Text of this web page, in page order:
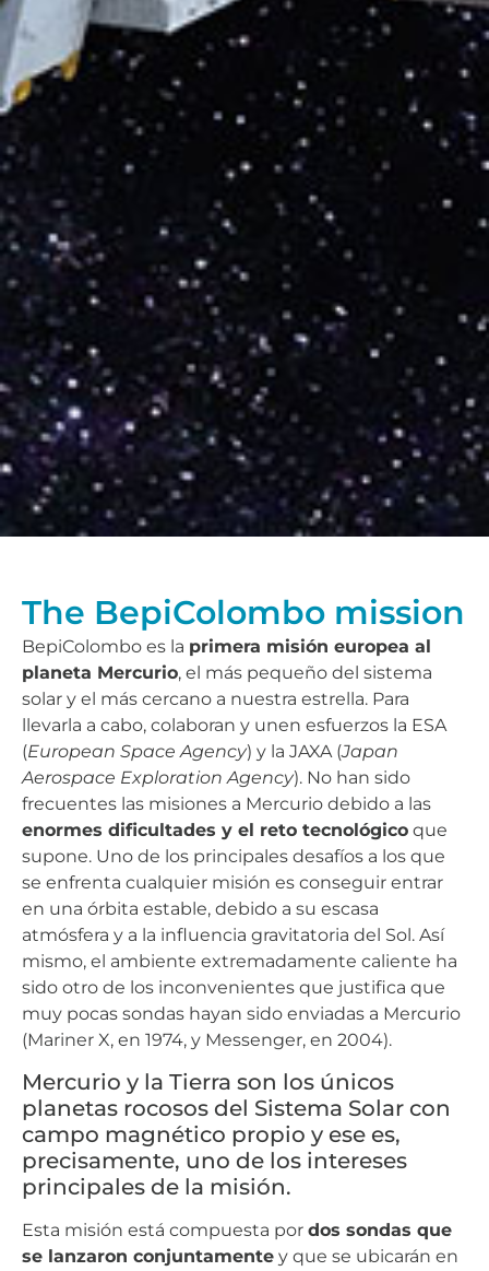
The BepiColombo mission
BepiColombo es la primera misión europea al
planeta Mercurio, el más pequeño del sistema
solar y el más cercano a nuestra estrella. Para
llevarla a cabo, colaboran y unen esfuerzos la ESA
(European Space Agency) y la JAXA (Japan
Aerospace Exploration Agency). No han sido
frecuentes las misiones a Mercurio debido a las
enormes dificultades y el reto tecnológico que
supone. Uno de los principales desafíos a los que
se enfrenta cualquier misión es conseguir entrar
en una órbita estable, debido a su escasa
atmósfera y a la influencia gravitatoria del Sol. Así
mismo, el ambiente extremadamente caliente ha
sido otro de los inconvenientes que justifica que
muy pocas sondas hayan sido enviadas a Mercurio
(Mariner X, en 1974, y Messenger, en 2004).
Mercurio y la Tierra son los únicos
planetas rocosos del Sistema Solar con
campo magnético propio y ese es,
precisamente, uno de los intereses
principales de la misión.
Esta misión está compuesta por dos sondas que
se lanzaron conjuntamente y que se ubicarán en